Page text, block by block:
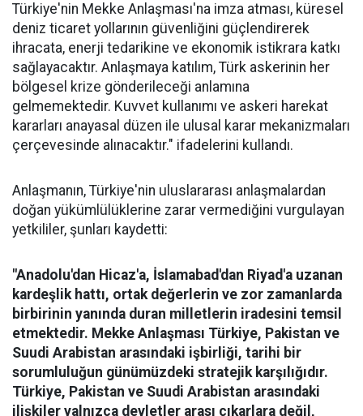
Türkiye'nin Mekke Anlaşması'na imza atması, küresel
deniz ticaret yollarının güvenliğini güçlendirerek
ihracata, enerji tedarikine ve ekonomik istikrara katkı
sağlayacaktır. Anlaşmaya katılım, Türk askerinin her
bölgesel krize gönderileceği anlamına
gelmemektedir. Kuvvet kullanımı ve askeri harekat
kararları anayasal düzen ile ulusal karar mekanizmaları
çerçevesinde alınacaktır." ifadelerini kullandı.
Anlaşmanın, Türkiye'nin uluslararası anlaşmalardan
doğan yükümlülüklerine zarar vermediğini vurgulayan
yetkililer, şunları kaydetti:
"Anadolu'dan Hicaz'a, İslamabad'dan Riyad'a uzanan
kardeşlik hattı, ortak değerlerin ve zor zamanlarda
birbirinin yanında duran milletlerin iradesini temsil
etmektedir. Mekke Anlaşması Türkiye, Pakistan ve
Suudi Arabistan arasındaki işbirliği, tarihi bir
sorumluluğun günümüzdeki stratejik karşılığıdır.
Türkiye, Pakistan ve Suudi Arabistan arasındaki
ilişkiler yalnızca devletler arası çıkarlara değil,